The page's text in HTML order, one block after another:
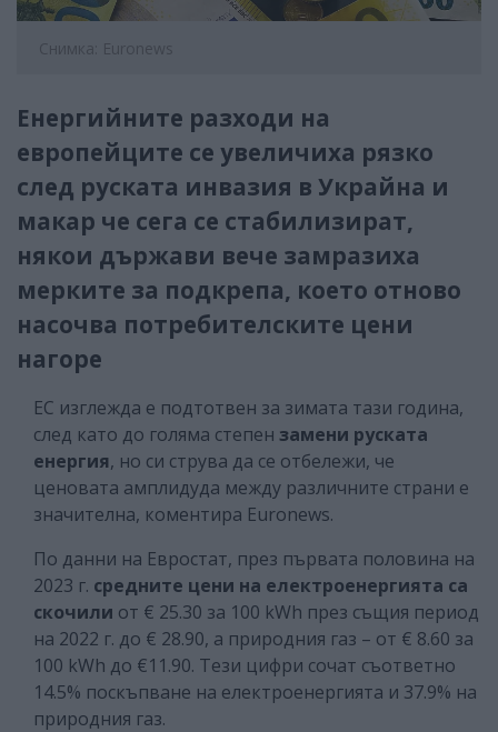
Снимка: Euronews
Енергийните разходи на
европейците се увеличиха рязко
след руската инвазия в Украйна и
макар че сега се стабилизират,
някои държави вече замразиха
мерките за подкрепа, което отново
насочва потребителските цени
нагоре
ЕС изглежда е подтотвен за зимата тази година,
след като до голяма степен замени руската
енергия, но си струва да се отбележи, че
ценовата амплидуда между различните страни е
значителна, коментира Euronews.
По данни на Евростат, през първата половина на
2023 г. средните цени на електроенергията са
скочили от € 25.30 за 100 kWh през същия период
на 2022 г. до € 28.90, а природния газ – от € 8.60 за
100 kWh до €11.90. Тези цифри сочат съответно
14.5% поскъпване на електроенергията и 37.9% на
природния газ.